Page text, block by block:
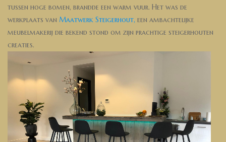
tussen hoge bomen, brandde een warm vuur. Het was de
werkplaats van Maatwerk Steigerhout, een ambachtelijke
meubelmakerij die bekend stond om zijn prachtige steigerhouten
creaties.